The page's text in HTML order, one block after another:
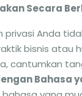
Secara
privasi Anda
bisnis atau
cantumkan
Bahasa